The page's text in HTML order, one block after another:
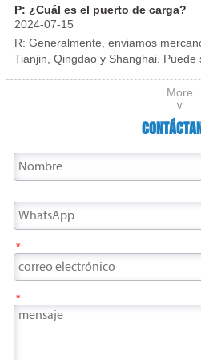
pasillos, lobby de
corrosión, rayones, etc. durante el
P: ¿Cuál es el puerto de carga?
2024-07-15
R: Generalmente, enviamos
Tianjin, Qingdao y Shanghai.
More
∨
*
*